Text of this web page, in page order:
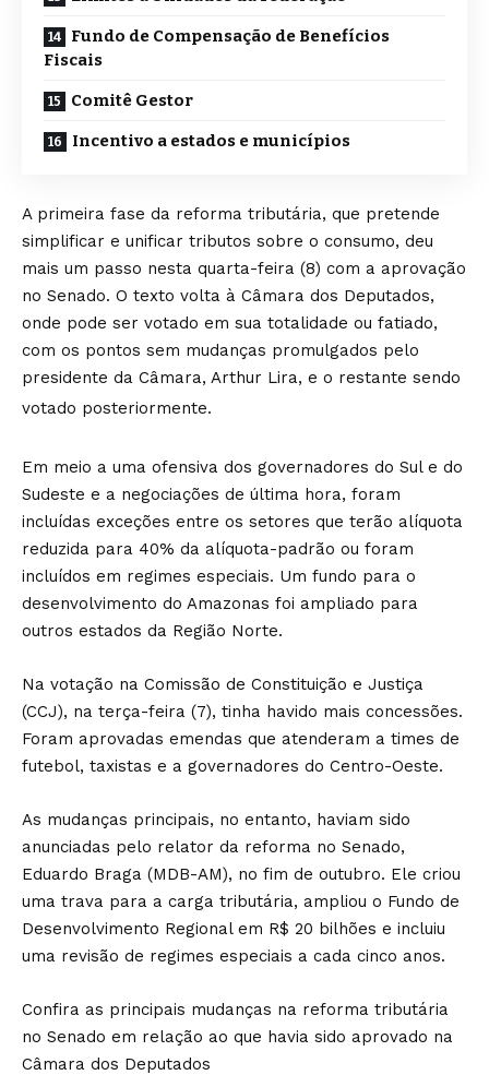
Fundo de Compensação de Benefícios
Fiscais
Comitê Gestor
Incentivo a estados e municípios
A primeira fase da reforma tributária, que pretende
simplificar e unificar tributos sobre o consumo, deu
mais um passo nesta quarta-feira (8) com a aprovação
no Senado. O texto volta à Câmara dos Deputados,
onde pode ser votado em sua totalidade ou fatiado,
com os pontos sem mudanças promulgados pelo
presidente da Câmara, Arthur Lira, e o restante sendo
votado posteriormente.
Em meio a uma ofensiva dos governadores do Sul e do
Sudeste e a negociações de última hora, foram
incluídas exceções entre os setores que terão alíquota
reduzida para 40% da alíquota-padrão ou foram
incluídos em regimes especiais. Um fundo para o
desenvolvimento do Amazonas foi ampliado para
outros estados da Região Norte.
Na votação na Comissão de Constituição e Justiça
(CCJ), na terça-feira (7), tinha havido mais concessões.
Foram aprovadas emendas que atenderam a times de
futebol, taxistas e a governadores do Centro-Oeste.
As mudanças principais, no entanto, haviam sido
anunciadas pelo relator da reforma no Senado,
Eduardo Braga (MDB-AM), no fim de outubro. Ele criou
uma trava para a carga tributária, ampliou o Fundo de
Desenvolvimento Regional em R$ 20 bilhões e incluiu
uma revisão de regimes especiais a cada cinco anos.
Confira as principais mudanças na reforma tributária
no Senado em relação ao que havia sido aprovado na
Câmara dos Deputados